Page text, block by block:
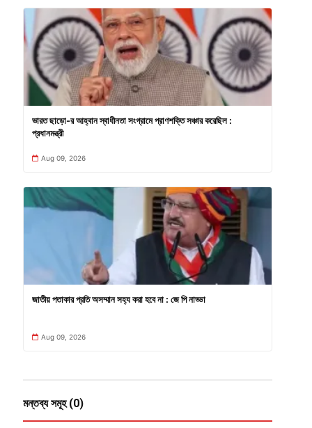
ভারত ছাড়ো-র আহ্বান স্বাধীনতা সংগ্রামে প্রাণশক্তি সঞ্চার করেছিল :
প্রধানমন্ত্রী
Aug 09, 2026
জাতীয় পতাকার প্রতি অসম্মান সহ্য করা হবে না : জে পি নাড্ডা
Aug 09, 2026
মন্তব্য সমূহ (0)